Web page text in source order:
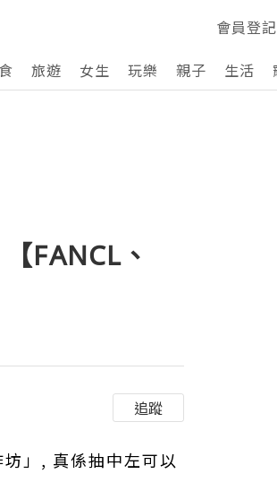
會員登記
旅遊 女生 玩樂 親子 生活
FANCL、
追蹤
」, 真係抽中左可以